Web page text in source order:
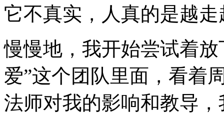
它不真实，人真的是越走
慢慢地，我开始尝试着
爱”这个团队里面，看着
法师对我的影响和教导